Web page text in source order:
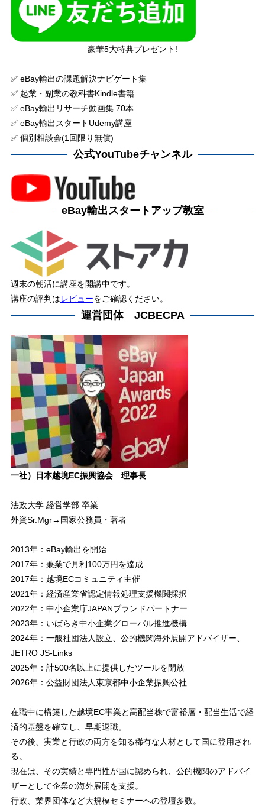
豪華5大特典プレゼント!
✅ eBay輸出の課題解決ナビゲート集
✅ 起業・副業の教科書Kindle書籍
✅ eBay輸出リサーチ動画集 70本
✅ eBay輸出スタートUdemy講座
✅ 個別相談会(1回限り無償)
公式YouTubeチャンネル
eBay輸出スタートアップ教室
週末の朝活に講座を開講中です。
講座の評判はレビューをご確認ください。
運営団体 JCBECPA
一社）日本越境EC振興協会 理事長
法政大学 経営学部 卒業
外資Sr.Mgr→国家公務員・著者
2013年：eBay輸出を開始
2017年：兼業で月利100万円を達成
2017年：越境ECコミュニティ主催
2021年：経済産業省認定情報処理支援機関採択
2022年：中小企業庁JAPANブランドパートナー
2023年：いばらき中小企業グローバル推進機構
2024年：一般社団法人設立、公的機関海外展開アドバイザー、
JETRO JS-Links
2025年：計500名以上に提供したツールを開放
2026年：公益財団法人東京都中小企業振興公社
在職中に構築した越境EC事業と高配当株で富裕層・配当生活で経
済的基盤を確立し、早期退職。
その後、実業と行政の両方を知る稀有な人材として国に登用され
る。
現在は、その実績と専門性が国に認められ、公的機関のアドバイ
ザーとして企業の海外展開を支援。
行政、業界団体など大規模セミナーへの登壇多数。